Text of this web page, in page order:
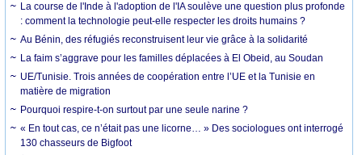
La course de l'Inde à l'adoption de l'IA soulève une question plus profonde
: comment la technologie peut-elle respecter les droits humains ?
Au Bénin, des réfugiés reconstruisent leur vie grâce à la solidarité
La faim s’aggrave pour les familles déplacées à El Obeid, au Soudan
UE/Tunisie. Trois années de coopération entre l’UE et la Tunisie en
matière de migration
Pourquoi respire-t-on surtout par une seule narine ?
« En tout cas, ce n’était pas une licorne… » Des sociologues ont interrogé
130 chasseurs de Bigfoot